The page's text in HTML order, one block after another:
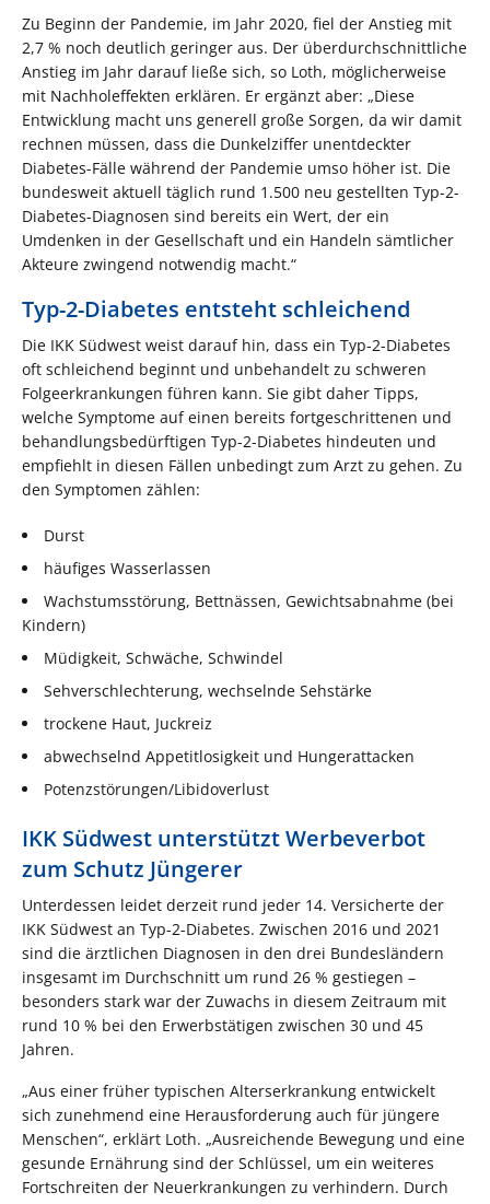
Zu Beginn der Pandemie, im Jahr 2020, fiel der Anstieg mit
2,7 % noch deutlich geringer aus. Der überdurchschnittliche
Anstieg im Jahr darauf ließe sich, so Loth, möglicherweise
mit Nachholeffekten erklären. Er ergänzt aber: „Diese
Entwicklung macht uns generell große Sorgen, da wir damit
rechnen müssen, dass die Dunkelziffer unentdeckter
Diabetes-Fälle während der Pandemie umso höher ist. Die
bundesweit aktuell täglich rund 1.500 neu gestellten Typ-2-
Diabetes-Diagnosen sind bereits ein Wert, der ein
Umdenken in der Gesellschaft und ein Handeln sämtlicher
Akteure zwingend notwendig macht.“
Typ-2-Diabetes entsteht schleichend
Die IKK Südwest weist darauf hin, dass ein Typ-2-Diabetes
oft schleichend beginnt und unbehandelt zu schweren
Folgeerkrankungen führen kann. Sie gibt daher Tipps,
welche Symptome auf einen bereits fortgeschrittenen und
behandlungsbedürftigen Typ-2-Diabetes hindeuten und
empfiehlt in diesen Fällen unbedingt zum Arzt zu gehen. Zu
den Symptomen zählen:
Durst
häufiges Wasserlassen
Wachstumsstörung, Bettnässen, Gewichtsabnahme (bei
Kindern)
Müdigkeit, Schwäche, Schwindel
Sehverschlechterung, wechselnde Sehstärke
trockene Haut, Juckreiz
abwechselnd Appetitlosigkeit und Hungerattacken
Potenzstörungen/Libidoverlust
IKK Südwest unterstützt Werbeverbot
zum Schutz Jüngerer
Unterdessen leidet derzeit rund jeder 14. Versicherte der
IKK Südwest an Typ-2-Diabetes. Zwischen 2016 und 2021
sind die ärztlichen Diagnosen in den drei Bundesländern
insgesamt im Durchschnitt um rund 26 % gestiegen –
besonders stark war der Zuwachs in diesem Zeitraum mit
rund 10 % bei den Erwerbstätigen zwischen 30 und 45
Jahren.
„Aus einer früher typischen Alterserkrankung entwickelt
sich zunehmend eine Herausforderung auch für jüngere
Menschen“, erklärt Loth. „Ausreichende Bewegung und eine
gesunde Ernährung sind der Schlüssel, um ein weiteres
Fortschreiten der Neuerkrankungen zu verhindern. Durch